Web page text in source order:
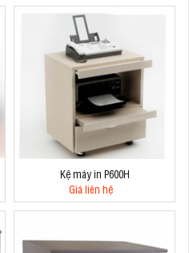
Kệ máy in P600H
Giá liên hệ